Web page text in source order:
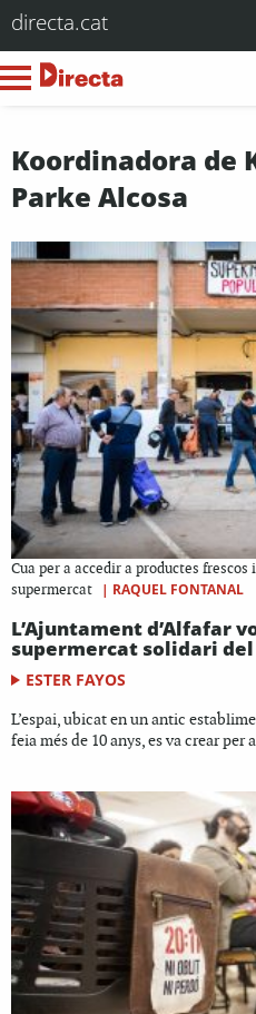
directa.cat
Koordinadora de
Parke Alcosa
Cua per a accedir a productes
supermercat
| RAQUEL FONTANAL
L’Ajuntament d’Alfafar
supermercat solidari del
ESTER FAYOS
L’espai, ubicat en un antic
feia més de 10 anys, es va crear